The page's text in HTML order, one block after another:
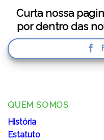
Curta nossa
por dentro das
QUEM SOMOS
História
Estatuto